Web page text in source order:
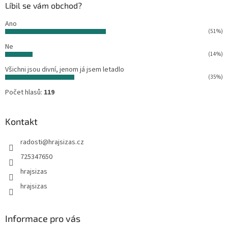
Líbil se vám obchod?
Ano
(51%)
Ne
(14%)
Všichni jsou divní, jenom já jsem letadlo
(35%)
Počet hlasů: 119
Kontakt
radosti@hrajsizas.cz
725347650
hrajsizas
hrajsizas
Informace pro vás